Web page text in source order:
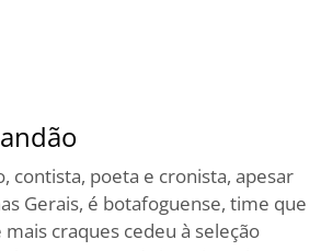
contista, poeta e cronista, apesar
Gerais, é botafoguense, time que
craques cedeu à seleção